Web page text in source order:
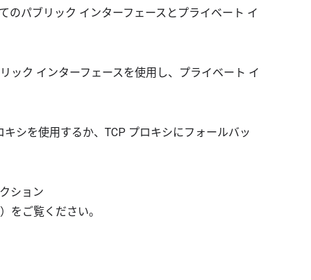
のパブリック インターフェースとプライベート イ
ック インターフェースを使用し、プライベート イ
シを使用するか、TCP プロキシにフォールバッ
ション
）をご覧ください。